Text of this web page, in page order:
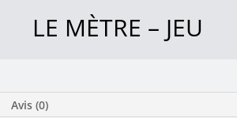
LE MÈTRE – JEU
Avis (0)